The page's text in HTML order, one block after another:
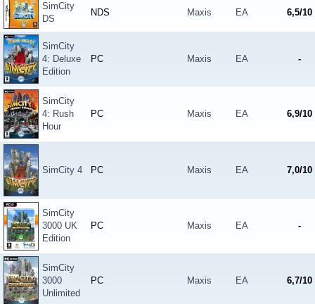
SimCity
DS
NDS Maxis EA 6,5/10
SimCity
4: Deluxe
Edition
PC Maxis EA -
SimCity
4: Rush
Hour
PC Maxis EA 6,9/10
SimCity 4 PC Maxis EA 7,0/10
SimCity
3000 UK
Edition
PC Maxis EA -
SimCity
3000
Unlimited
PC Maxis EA 6,7/10